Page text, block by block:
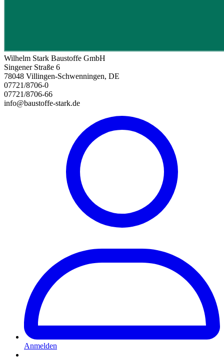
Wilhelm Stark Baustoffe GmbH
Singener Straße 6
78048 Villingen-Schwenningen, DE
07721/8706-0
07721/8706-66
info@baustoffe-stark.de
Anmelden